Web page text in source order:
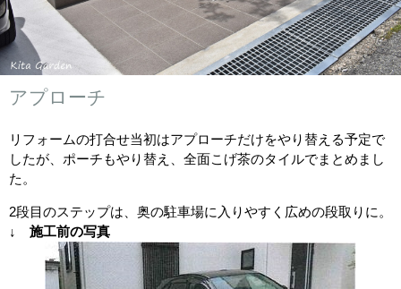
アプローチ
リフォームの打合せ当初はアプローチだけをやり替える予定で
したが、ポーチもやり替え、全面こげ茶のタイルでまとめまし
た。
2段目のステップは、奥の駐車場に入りやすく広めの段取りに。
↓ 施工前の写真